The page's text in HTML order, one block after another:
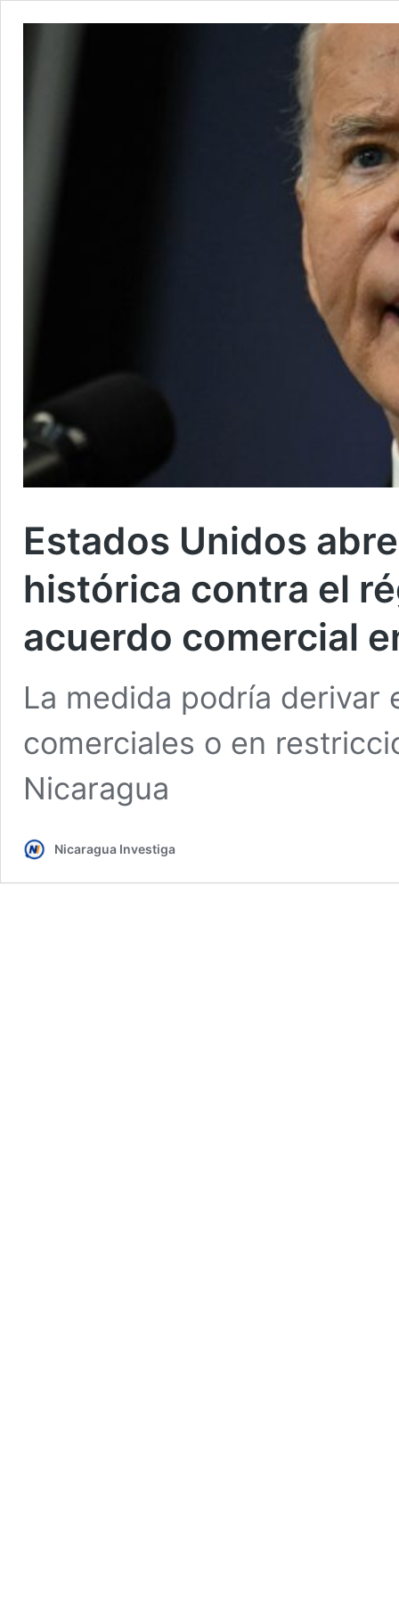
Estados Unidos
histórica contra el
acuerdo comercial
La medida podría derivar
comerciales o en
Nicaragua
Nicaragua Investiga